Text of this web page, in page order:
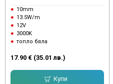
10mm
13.5W/m
12V
3000K
топло бяла
17.90 € (35.01 лв.)
Купи